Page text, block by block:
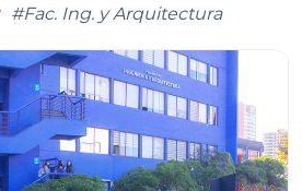
#Fac. Ing. y Arquitectura